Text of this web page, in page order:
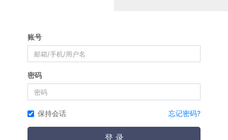
账号
密码
保持会话 忘记密码?
登 录